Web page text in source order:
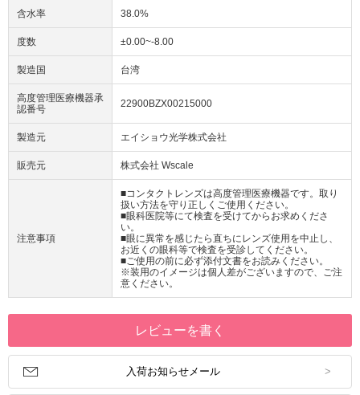
含水率 38.0%
度数 ±0.00~-8.00
製造国 台湾
高度管理医療機器承
認番号
22900BZX00215000
製造元 エイショウ光学株式会社
販売元 株式会社 Wscale
注意事項
■コンタクトレンズは高度管理医療機器です。取り
扱い方法を守り正しくご使用ください。
■眼科医院等にて検査を受けてからお求めくださ
い。
■眼に異常を感じたら直ちにレンズ使用を中止し、
お近くの眼科等で検査を受診してください。
■ご使用の前に必ず添付文書をお読みください。
※装用のイメージは個人差がございますので、ご注
意ください。
レビューを書く
入荷お知らせメール